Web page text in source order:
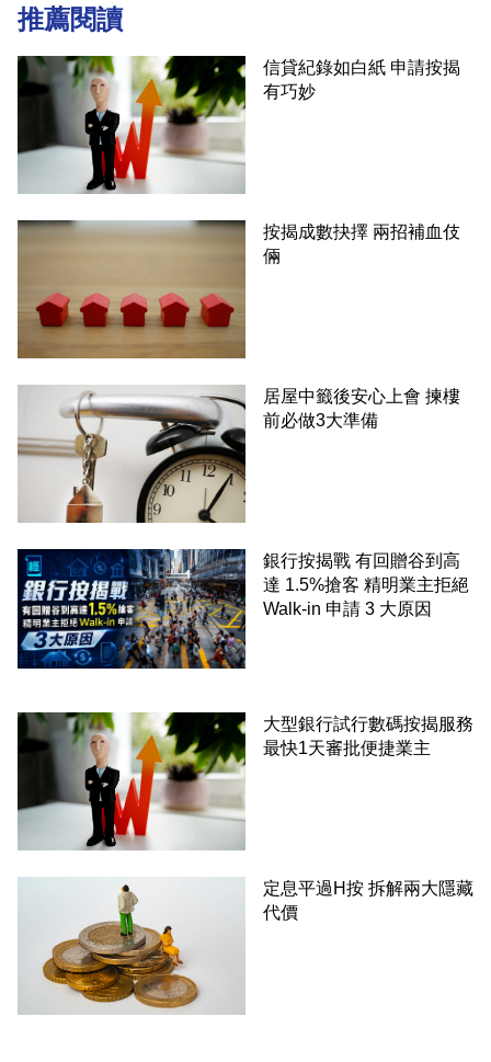
推薦閱讀
信貸紀錄如白紙 申請按揭
有巧妙
按揭成數抉擇 兩招補血伎
倆
居屋中籤後安心上會 揀樓
前必做3大準備
銀行按揭戰 有回贈谷到高
達 1.5%搶客 精明業主拒絕
Walk-in 申請 3 大原因
大型銀行試行數碼按揭服務
最快1天審批便捷業主
定息平過H按 拆解兩大隱藏
代價